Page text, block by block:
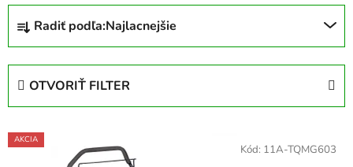
R
d
e
Radiť podľa:Najlacnejšie
OTVORIŤ FILTER
V
ý
AKCIA
Kód: 11A-TQMG603